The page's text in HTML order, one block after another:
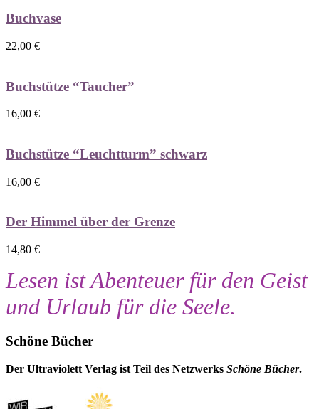
Buchvase
22,00 €
Buchstütze “Taucher”
16,00 €
Buchstütze “Leuchtturm” schwarz
16,00 €
Der Himmel über der Grenze
14,80 €
Lesen ist Abenteuer für den Geist
und Urlaub für die Seele.
Schöne Bücher
Der Ultraviolett Verlag ist Teil des Netzwerks Schöne Bücher.